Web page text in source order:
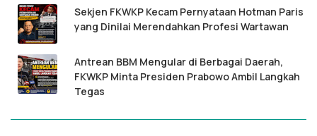
Sekjen FKWKP Kecam Pernyataan Hotman Paris
yang Dinilai Merendahkan Profesi Wartawan
Antrean BBM Mengular di Berbagai Daerah,
FKWKP Minta Presiden Prabowo Ambil Langkah
Tegas